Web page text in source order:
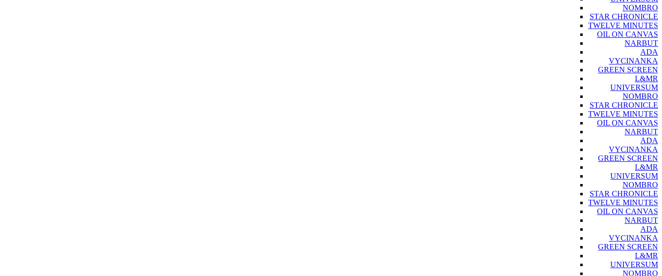
NOMBRO
STAR CHRONICLE
TWELVE MINUTES
OIL ON CANVAS
NARBUT
ADA
VYCINANKA
GREEN SCREEN
L&MR
UNIVERSUM
NOMBRO
STAR CHRONICLE
TWELVE MINUTES
OIL ON CANVAS
NARBUT
ADA
VYCINANKA
GREEN SCREEN
L&MR
UNIVERSUM
NOMBRO
STAR CHRONICLE
TWELVE MINUTES
OIL ON CANVAS
NARBUT
ADA
VYCINANKA
GREEN SCREEN
L&MR
UNIVERSUM
NOMBRO